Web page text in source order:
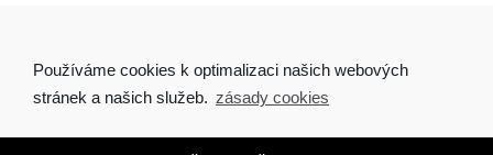
Používáme cookies k optimalizaci našich webových
stránek a našich služeb. zásady cookies